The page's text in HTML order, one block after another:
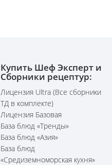
Купить Шеф Эксперт и
Сборники рецептур:
Лицензия Ultra (Все сборники
ТД в комплекте)
Лицензия Базовая
База блюд «Тренды»
База блюд «Азия»
База блюд
«Средиземноморская кухня»